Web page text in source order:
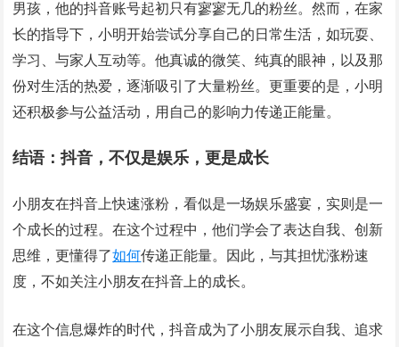
男孩，他的抖音账号起初只有寥寥无几的粉丝。然而，在家
长的指导下，小明开始尝试分享自己的日常生活，如玩耍、
学习、与家人互动等。他真诚的微笑、纯真的眼神，以及那
份对生活的热爱，逐渐吸引了大量粉丝。更重要的是，小明
还积极参与公益活动，用自己的影响力传递正能量。
结语：抖音，不仅是娱乐，更是成长
小朋友在抖音上快速涨粉，看似是一场娱乐盛宴，实则是一
个成长的过程。在这个过程中，他们学会了表达自我、创新
思维，更懂得了如何传递正能量。因此，与其担忧涨粉速
度，不如关注小朋友在抖音上的成长。
在这个信息爆炸的时代，抖音成为了小朋友展示自我、追求